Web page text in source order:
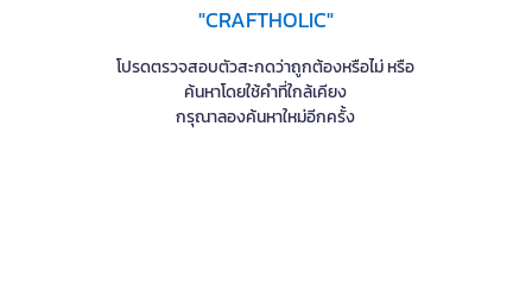
"CRAFTHOLIC"
โปรดตรวจสอบตัวสะกดว่าถูกต้องหรือไม่ หรือ
ค้นหาโดยใช้คำที่ใกล้เคียง
กรุณาลองค้นหาใหม่อีกครั้ง